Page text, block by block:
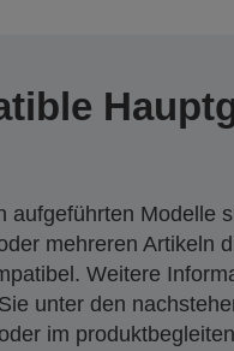
aufgeführten Modelle
mehreren Artikeln
Weitere
unter den
im